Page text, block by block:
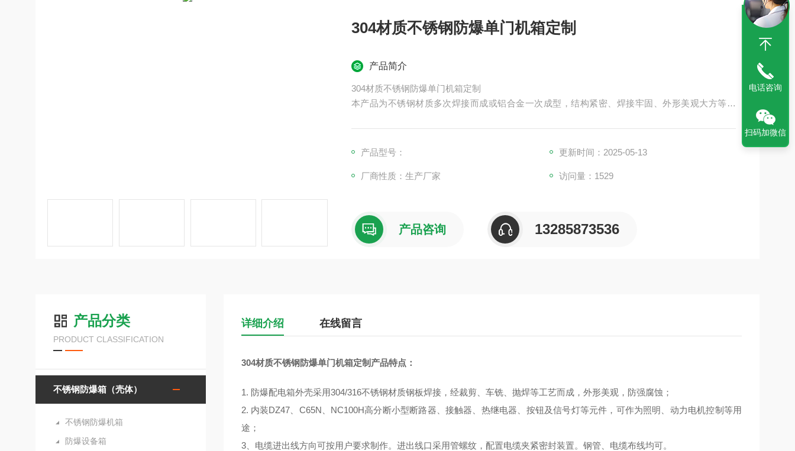
304材质不锈钢防爆单门机箱定制
产品简介
304材质不锈钢防爆单门机箱定制
本产品为不锈钢材质多次焊接而成或铝合金一次成型，结构紧密、焊接牢固、外形美观大方等特
产品型号：
更新时间：2025-05-13
厂商性质：生产厂家 访问量：1529
产品咨询 13285873536
产品分类
PRODUCT CLASSIFICATION
不锈钢防爆箱（壳体）
不锈钢防爆机箱
防爆设备箱
详细介绍 在线留言
304材质不锈钢防爆单门机箱定制 产品特点：
1. 防爆配电箱外壳采用304/316不锈钢材质钢板焊接，经裁剪、车铣、抛焊等工艺而成，外形美观，防强腐蚀；
2. 内装DZ47、C65N、NC100H高分断小型断路器、接触器、热继电器、按钮及信号灯等元件，可作为照明、动力电机控制等用
途；
3、电缆进出线方向可按用户要求制作。进出线口采用管螺纹，配置电缆夹紧密封装置。钢管、电缆布线均可。
电话咨询
扫码加微信